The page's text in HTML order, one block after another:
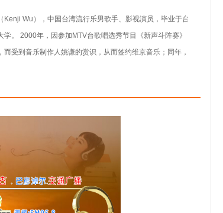
Kenji Wu），中国台湾流行乐男歌手、影视演员，毕业于台
学。 2000年，因参加MTV台歌唱选秀节目《新声斗阵赛》
而受到音乐制作人姚谦的赏识，从而签约维京音乐；同年，
剧《蜜桃女孩》。2004年，推出首张个人全创作专辑《吴
年，凭借专辑《大顽家》入围“第17届金曲奖”最佳国语男
同年，推出第四张个人音乐专辑《将军令》。